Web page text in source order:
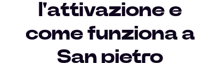
l'attivazione e
come funziona a
San pietro